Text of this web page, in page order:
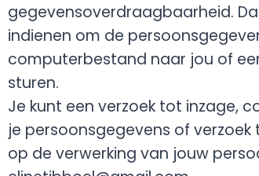
gegevensoverdraagbaarheid.
indienen om de
computerbestand naar jou of
sturen.
Je kunt een verzoek tot inzage,
je persoonsgegevens of
op de verwerking van jouw